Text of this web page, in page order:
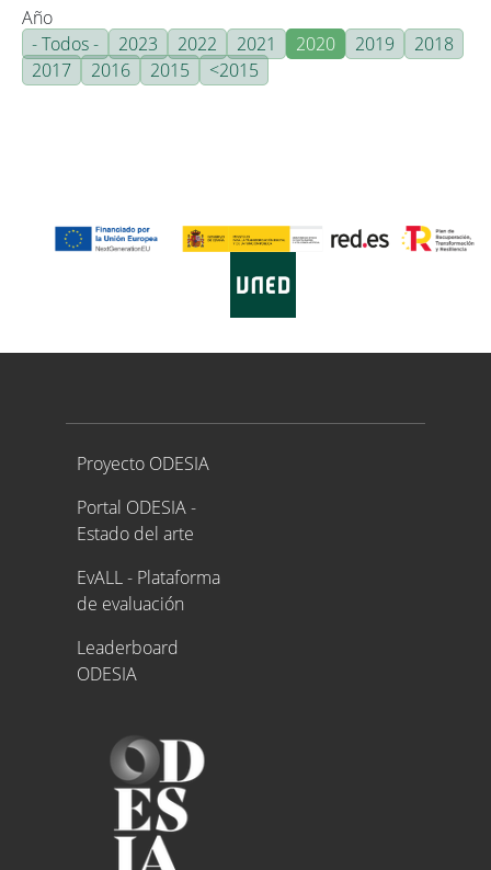
Año
- Todos -
2023 2022 2021 2020 2019
2018
2017
2016 2015 <2015
Proyecto ODESIA
Proyecto ODESIA
Portal ODESIA -
Estado del arte
EvALL - Plataforma
de evaluación
Leaderboard
ODESIA